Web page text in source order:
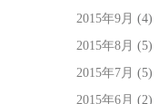
2015年9月 (4)
2015年8月 (5)
2015年7月 (5)
2015年6月 (2)